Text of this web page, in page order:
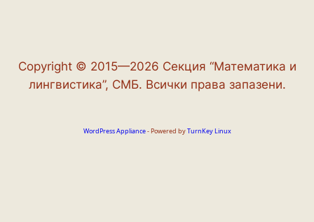
Copyright © 2015—2026 Секция “Математика и
лингвистика”, СМБ. Всички права запазени.
WordPress Appliance- Powered byTurnKey Linux